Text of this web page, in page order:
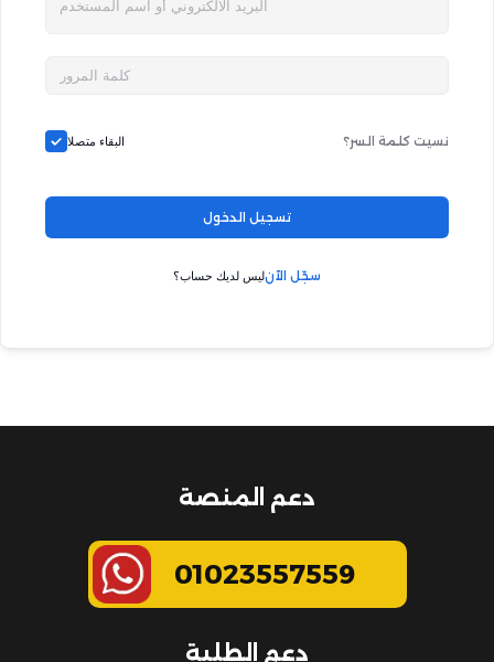
البقاء متصلا نسيت كلمة السر؟
تسجيل الدخول
ليس لديك حساب؟سجّل الآن
دعم المنصة
01023557559
دعم الطلبة